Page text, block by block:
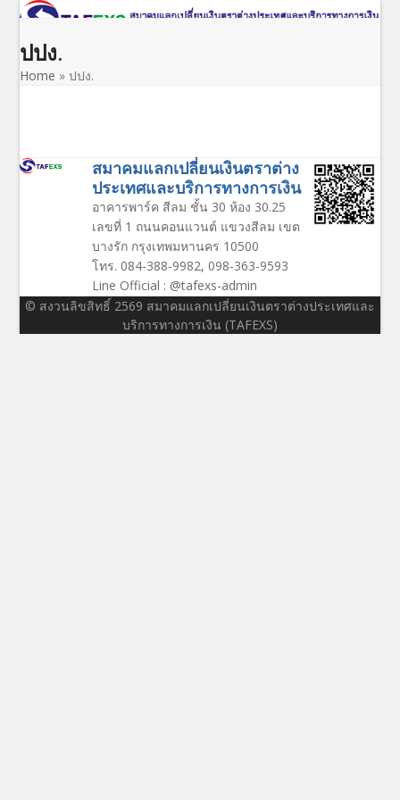
Skip
content
Open
mobile
menu
Close
mobile
menu
ปปง.
Home »ปปง.
สมาคมแลกเปลี่ยนเงินตราต่าง
ประเทศและบริการทางการเงิน
อาคารพาร์ค สีลม ชั้น 30 ห้อง 30.25
เลขที่ 1 ถนนคอนแวนต์ แขวงสีลม เขต
บางรัก กรุงเทพมหานคร 10500
โทร. 084-388-9982, 098-363-9593
Line Official : @tafexs-admin
© สงวนลิขสิทธิ์ 2569 สมาคมแลกเปลี่ยนเงินตราต่างประเทศและ
บริการทางการเงิน (TAFEXS)